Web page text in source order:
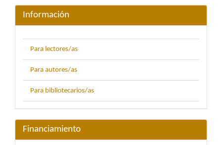
Información
Para lectores/as
Para autores/as
Para bibliotecarios/as
Financiamiento